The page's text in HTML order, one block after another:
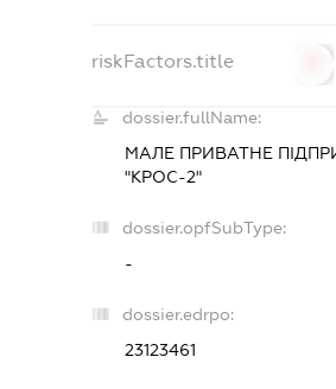
riskFactors.title
dossier.fullName:
МАЛЕ ПРИВАТНЕ
"КРОС-2"
dossier.opfSubType:
-
dossier.edrpo:
23123461